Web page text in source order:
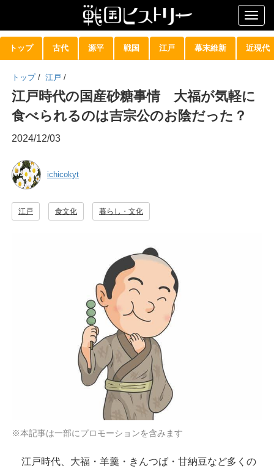
トップ 古代 源平 戦国 江戸 幕末維新 近現代
トップ / 江戸 /
江戸時代の国産砂糖事情 大福が気軽に
食べられるのは吉宗公のお陰だった？
2024/12/03
ichicokyt
江戸 食文化 暮らし・文化
※本記事は一部にプロモーションを含みます
江戸時代、大福・羊羹・きんつば・甘納豆など多くの